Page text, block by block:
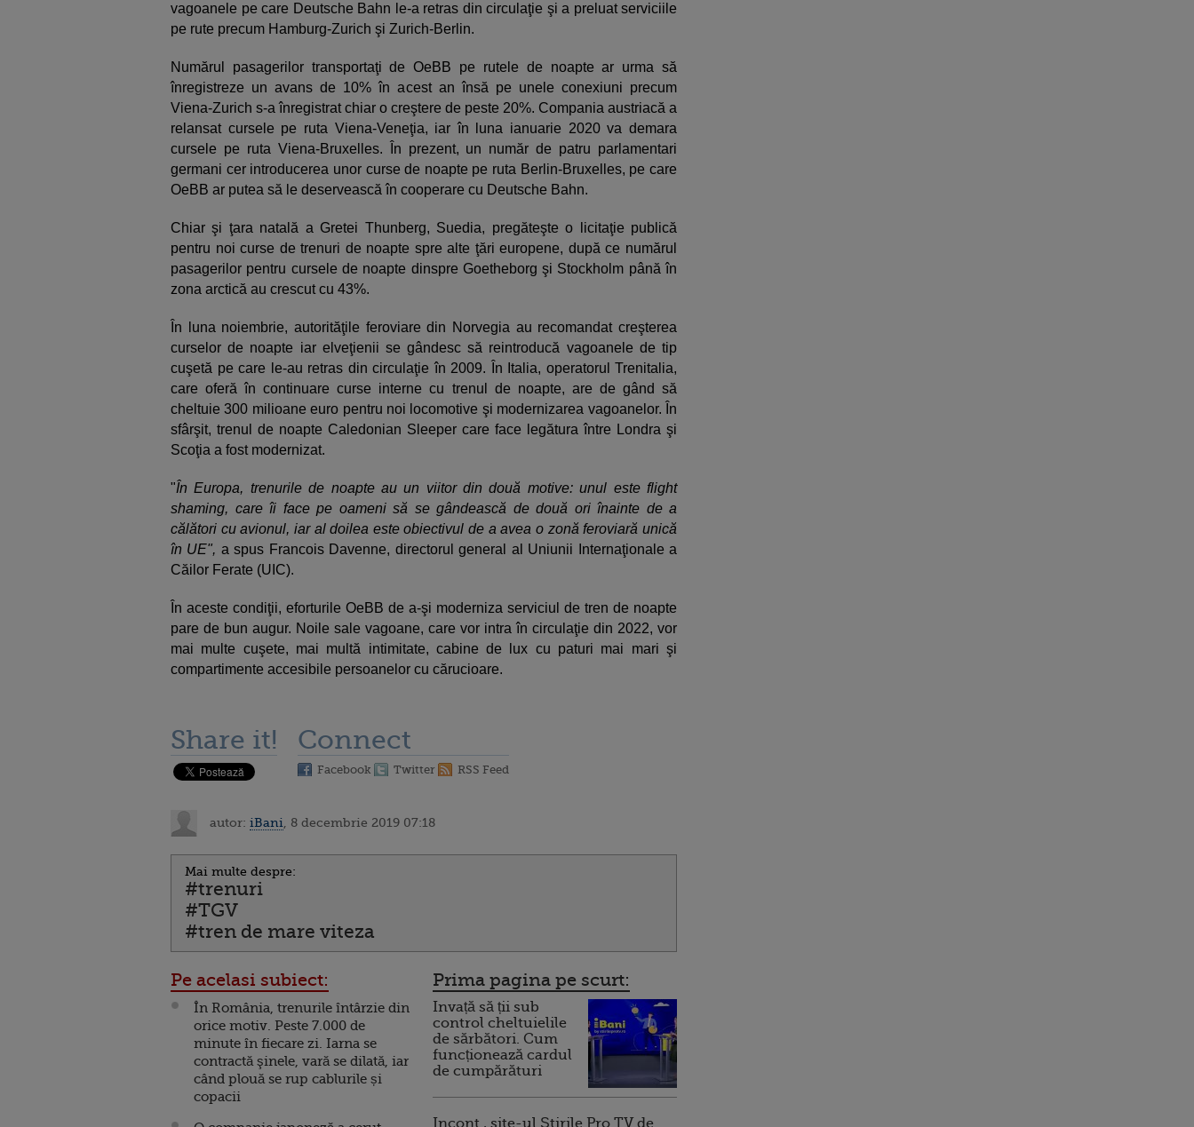
vagoanele pe care Deutsche Bahn le-a retras din circulaţie şi a preluat serviciile
pe rute precum Hamburg-Zurich şi Zurich-Berlin.
Numărul pasagerilor transportaţi de OeBB pe rutele de noapte ar urma să
înregistreze un avans de 10% în acest an însă pe unele conexiuni precum
Viena-Zurich s-a înregistrat chiar o creştere de peste 20%. Compania austriacă a
relansat cursele pe ruta Viena-Veneţia, iar în luna ianuarie 2020 va demara
cursele pe ruta Viena-Bruxelles. În prezent, un număr de patru parlamentari
germani cer introducerea unor curse de noapte pe ruta Berlin-Bruxelles, pe care
OeBB ar putea să le deservească în cooperare cu Deutsche Bahn.
Chiar şi ţara natală a Gretei Thunberg, Suedia, pregăteşte o licitaţie publică
pentru noi curse de trenuri de noapte spre alte ţări europene, după ce numărul
pasagerilor pentru cursele de noapte dinspre Goetheborg şi Stockholm până în
zona arctică au crescut cu 43%.
În luna noiembrie, autorităţile feroviare din Norvegia au recomandat creşterea
curselor de noapte iar elveţienii se gândesc să reintroducă vagoanele de tip
cuşetă pe care le-au retras din circulaţie în 2009. În Italia, operatorul Trenitalia,
care oferă în continuare curse interne cu trenul de noapte, are de gând să
cheltuie 300 milioane euro pentru noi locomotive şi modernizarea vagoanelor. În
sfârşit, trenul de noapte Caledonian Sleeper care face legătura între Londra şi
Scoţia a fost modernizat.
"În Europa, trenurile de noapte au un viitor din două motive: unul este flight
shaming, care îi face pe oameni să se gândească de două ori înainte de a
călători cu avionul, iar al doilea este obiectivul de a avea o zonă feroviară unică
în UE", a spus Francois Davenne, directorul general al Uniunii Internaţionale a
Căilor Ferate (UIC).
În aceste condiţii, eforturile OeBB de a-şi moderniza serviciul de tren de noapte
pare de bun augur. Noile sale vagoane, care vor intra în circulaţie din 2022, vor
mai multe cuşete, mai multă intimitate, cabine de lux cu paturi mai mari şi
compartimente accesibile persoanelor cu cărucioare.
Share it! Connect
Facebook Twitter RSS Feed
autor: iBani , 8 decembrie 2019 07:18
Mai multe despre:
#trenuri
#TGV
#tren de mare viteza
Pe acelasi subiect:
În România, trenurile întârzie din
orice motiv. Peste 7.000 de
minute în fiecare zi. Iarna se
contractă şinele, vară se dilată, iar
când plouă se rup cablurile și
copacii
Prima pagina pe scurt:
Invață să ții sub
control cheltuielile
de sărbători. Cum
funcționează cardul
de cumpărături
Incont , site-ul Știrile Pro TV de